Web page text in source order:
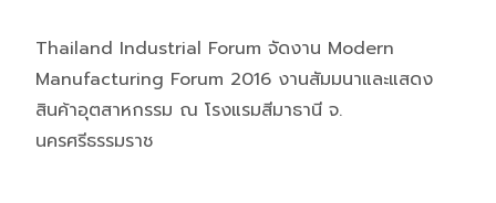
Thailand Industrial Forum จัดงาน Modern
Manufacturing Forum 2016 งานสัมมนาและแสดง
สินค้าอุตสาหกรรม ณ โรงแรมสีมาธานี จ.
นครศรีธรรมราช